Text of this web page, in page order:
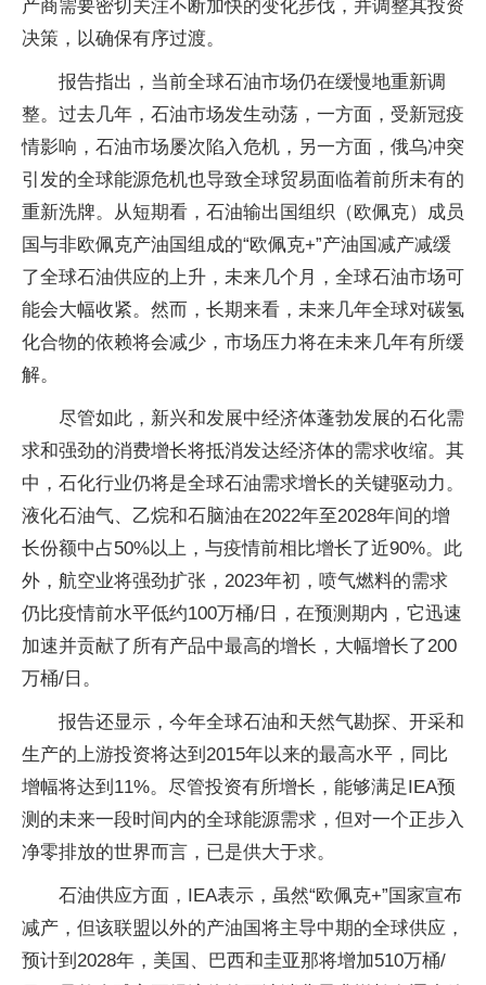
产商需要密切关注不断加快的变化步伐，并调整其投资
决策，以确保有序过渡。
报告指出，当前全球石油市场仍在缓慢地重新调
整。过去几年，石油市场发生动荡，一方面，受新冠疫
情影响，石油市场屡次陷入危机，另一方面，俄乌冲突
引发的全球能源危机也导致全球贸易面临着前所未有的
重新洗牌。从短期看，石油输出国组织（欧佩克）成员
国与非欧佩克产油国组成的“欧佩克+”产油国减产减缓
了全球石油供应的上升，未来几个月，全球石油市场可
能会大幅收紧。然而，长期来看，未来几年全球对碳氢
化合物的依赖将会减少，市场压力将在未来几年有所缓
解。
尽管如此，新兴和发展中经济体蓬勃发展的石化需
求和强劲的消费增长将抵消发达经济体的需求收缩。其
中，石化行业仍将是全球石油需求增长的关键驱动力。
液化石油气、乙烷和石脑油在2022年至2028年间的增
长份额中占50%以上，与疫情前相比增长了近90%。此
外，航空业将强劲扩张，2023年初，喷气燃料的需求
仍比疫情前水平低约100万桶/日，在预测期内，它迅速
加速并贡献了所有产品中最高的增长，大幅增长了200
万桶/日。
报告还显示，今年全球石油和天然气勘探、开采和
生产的上游投资将达到2015年以来的最高水平，同比
增幅将达到11%。尽管投资有所增长，能够满足IEA预
测的未来一段时间内的全球能源需求，但对一个正步入
净零排放的世界而言，已是供大于求。
石油供应方面，IEA表示，虽然“欧佩克+”国家宣布
减产，但该联盟以外的产油国将主导中期的全球供应，
预计到2028年，美国、巴西和圭亚那将增加510万桶/